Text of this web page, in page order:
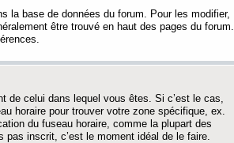
la base de données du forum. Pour les modifier,
être trouvé en haut des pages du forum.
de celui dans lequel vous êtes. Si c’est le cas,
horaire pour trouver votre zone spécifique, ex.
du fuseau horaire, comme la plupart des
pas inscrit, c’est le moment idéal de le faire.